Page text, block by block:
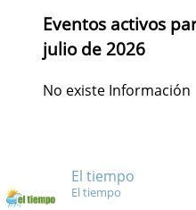
Eventos activos
julio de 2026
No existe Información
El tiempo
El tiempo